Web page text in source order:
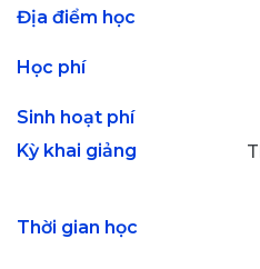
Địa điểm học
Học phí
Sinh hoạt phí
Kỳ khai giảng
Thời gian học